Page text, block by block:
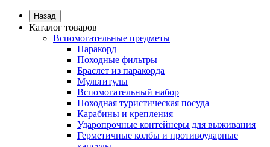
Назад
Каталог товаров
Вспомогательные предметы
Паракорд
Походные фильтры
Браслет из паракорда
Мультитулы
Вспомогательный набор
Походная туристическая посуда
Карабины и крепления
Ударопрочные контейнеры для выживания
Герметичные колбы и противоударные